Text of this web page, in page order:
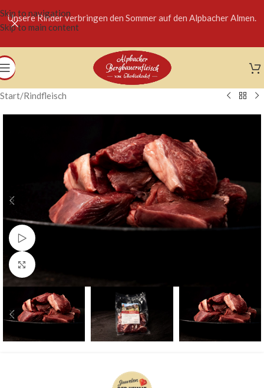
Skip to navigation
Skip to main content
Unsere Rinder verbringen den Sommer auf den Alpbacher Almen.
Start/Rindfleisch
Video
Zum vergrößern anklicken